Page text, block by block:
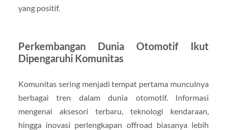
yang positif.
Perkembangan Dunia Otomotif Ikut
Dipengaruhi Komunitas
Komunitas sering menjadi tempat pertama munculnya
berbagai tren dalam dunia otomotif. Informasi
mengenai aksesori terbaru, teknologi kendaraan,
hingga inovasi perlengkapan offroad biasanya lebih